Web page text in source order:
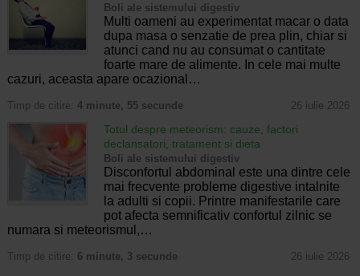
Boli ale sistemului digestiv
Multi oameni au experimentat macar o data
dupa masa o senzatie de prea plin, chiar si
atunci cand nu au consumat o cantitate
foarte mare de alimente. In cele mai multe
cazuri, aceasta apare ocazional…
Timp de citire: 4 minute, 55 secunde 26 iulie 2026
Totul despre meteorism: cauze, factori
declansatori, tratament si dieta
Boli ale sistemului digestiv
Disconfortul abdominal este una dintre cele
mai frecvente probleme digestive intalnite
la adulti si copii. Printre manifestarile care
pot afecta semnificativ confortul zilnic se
numara si meteorismul,…
Timp de citire: 6 minute, 3 secunde 26 iulie 2026